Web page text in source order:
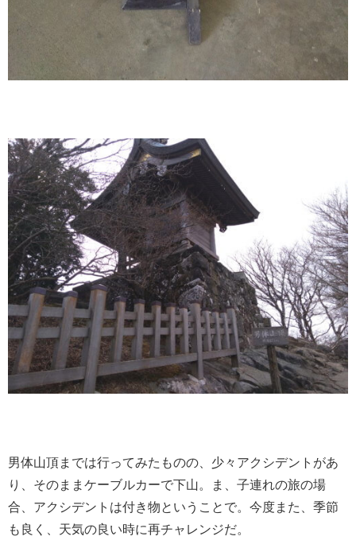
男体山頂までは行ってみたものの、少々アクシデントがあ
り、そのままケーブルカーで下山。ま、子連れの旅の場
合、アクシデントは付き物ということで。今度また、季節
も良く、天気の良い時に再チャレンジだ。